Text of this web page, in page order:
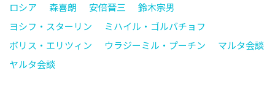
ロシア
森喜朗 安倍晋三
鈴木宗男
ヨシフ・スターリン
ミハイル・ゴルバチョフ
ボリス・エリツィン
ウラジーミル・プーチン
マルタ会談
ヤルタ会談